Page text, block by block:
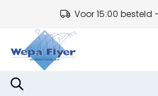
Voor 15:00 besteld